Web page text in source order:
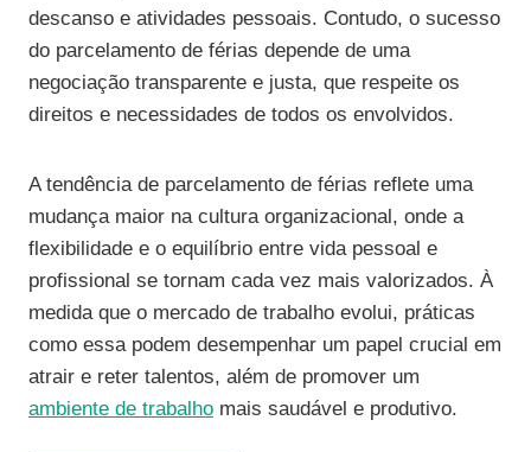
descanso e atividades pessoais. Contudo, o sucesso
do parcelamento de férias depende de uma
negociação transparente e justa, que respeite os
direitos e necessidades de todos os envolvidos.
A tendência de parcelamento de férias reflete uma
mudança maior na cultura organizacional, onde a
flexibilidade e o equilíbrio entre vida pessoal e
profissional se tornam cada vez mais valorizados. À
medida que o mercado de trabalho evolui, práticas
como essa podem desempenhar um papel crucial em
atrair e reter talentos, além de promover um
ambiente de trabalho mais saudável e produtivo.